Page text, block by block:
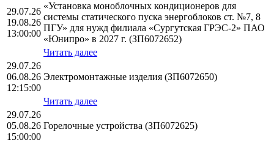
29.07.26
19.08.26
13:00:00
«Установка моноблочных кондиционеров для
системы статического пуска энергоблоков ст. №7, 8
ПГУ» для нужд филиала «Сургутская ГРЭС-2» ПАО
«Юнипро» в 2027 г. (ЗП6072652)
Читать далее
29.07.26
06.08.26
12:15:00
Электромонтажные изделия (ЗП6072650)
Читать далее
29.07.26
05.08.26
15:00:00
Горелочные устройства (ЗП6072625)